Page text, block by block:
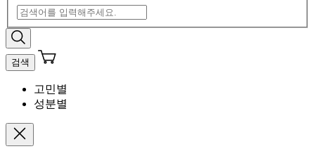
검색
고민별
성분별